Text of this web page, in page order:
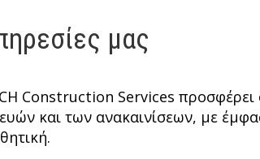
μας
Construction Services
και των ανακαινίσεων, με